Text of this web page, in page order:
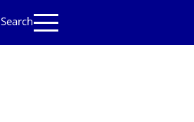
Search